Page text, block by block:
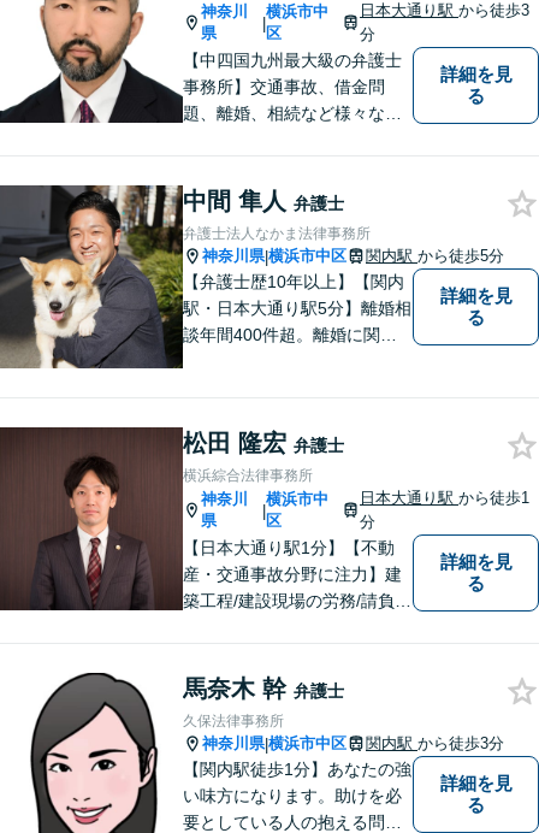
神奈川
県
|
横浜市中
区
日本大通り駅から徒歩3
分
【中四国九州最大級の弁護士
事務所】交通事故、借金問
題、離婚、相続など様々な問
まずはお気軽にご相談くださ
い！
詳細を見
る
中間 隼人 弁護士
弁護士法人なかま法律事務所
神奈川県|横浜市中区 関内駅 から徒歩5分
【弁護士歴10年以上】【関内
駅・日本大通り駅5分】離婚相
談年間400件超。離婚に関す
解決策をご提案します。【初
回相談無料】【夜間・休日相
談可能】【オンライン面談可
能】
詳細を見
る
松田 隆宏 弁護士
横浜綜合法律事務所
神奈川
県
|
横浜市中
区
日本大通り駅から徒歩1
分
【日本大通り駅1分】【不動
産・交通事故分野に注力】建
築工程/建設現場の労務/請負契
ドバイスを提供します！ま
た、500件以上の交通事故案
件対応の実績から、皆様の利
益の最大化に努めます。【初
回相談無料】
詳細を見
る
馬奈木 幹 弁護士
久保法律事務所
神奈川県|横浜市中区 関内駅 から徒歩3分
【関内駅徒歩1分】あなたの強
い味方になります。助けを必
要としている人の抱える問題
詳細を見
る